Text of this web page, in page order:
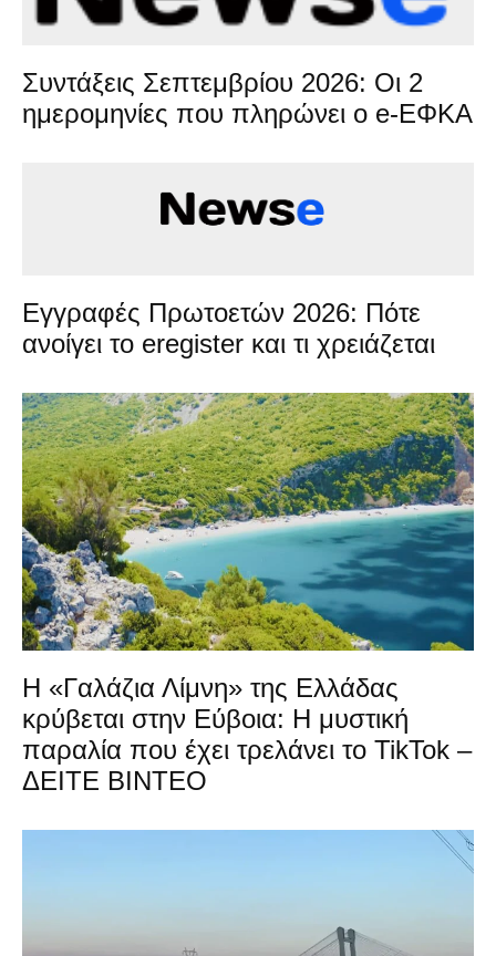
Συντάξεις Σεπτεμβρίου 2026: Οι 2
ημερομηνίες που πληρώνει ο e-ΕΦΚΑ
Εγγραφές Πρωτοετών 2026: Πότε
ανοίγει το eregister και τι χρειάζεται
Η «Γαλάζια Λίμνη» της Ελλάδας
κρύβεται στην Εύβοια: Η μυστική
παραλία που έχει τρελάνει το TikTok –
ΔΕΙΤΕ ΒΙΝΤΕΟ